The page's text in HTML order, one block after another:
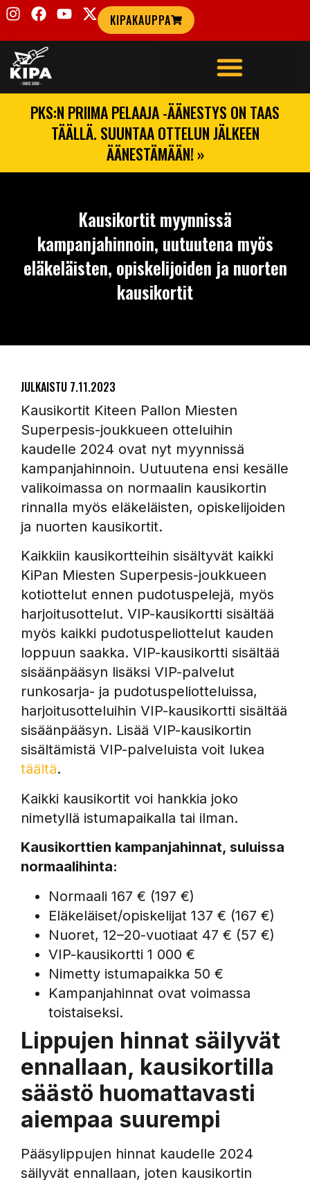
KIPAKAUPPA
PKS:N PRIIMA PELAAJA -ÄÄNESTYS ON TAAS
TÄÄLLÄ. SUUNTAA OTTELUN JÄLKEEN
ÄÄNESTÄMÄÄN! »
Kausikortit myynnissä
kampanjahinnoin, uutuutena myös
eläkeläisten, opiskelijoiden ja nuorten
kausikortit
JULKAISTU 7.11.2023
Kausikortit Kiteen Pallon Miesten
Superpesis-joukkueen otteluihin
kaudelle 2024 ovat nyt myynnissä
kampanjahinnoin. Uutuutena ensi kesälle
valikoimassa on normaalin kausikortin
rinnalla myös eläkeläisten, opiskelijoiden
ja nuorten kausikortit.
Kaikkiin kausikortteihin sisältyvät kaikki
KiPan Miesten Superpesis-joukkueen
kotiottelut ennen pudotuspelejä, myös
harjoitusottelut. VIP-kausikortti sisältää
myös kaikki pudotuspeliottelut kauden
loppuun saakka. VIP-kausikortti sisältää
sisäänpääsyn lisäksi VIP-palvelut
runkosarja- ja pudotuspeliotteluissa,
harjoitusotteluihin VIP-kausikortti sisältää
sisäänpääsyn. Lisää VIP-kausikortin
sisältämistä VIP-palveluista voit lukea
täältä.
Kaikki kausikortit voi hankkia joko
nimetyllä istumapaikalla tai ilman.
Kausikorttien kampanjahinnat, suluissa
normaalihinta:
Normaali 167 € (197 €)
Eläkeläiset/opiskelijat 137 € (167 €)
Nuoret, 12–20-vuotiaat 47 € (57 €)
VIP-kausikortti 1 000 €
Nimetty istumapaikka 50 €
Kampanjahinnat ovat voimassa
toistaiseksi.
Lippujen hinnat säilyvät
ennallaan, kausikortilla
säästö huomattavasti
aiempaa suurempi
Pääsylippujen hinnat kaudelle 2024
säilyvät ennallaan, joten kausikortin